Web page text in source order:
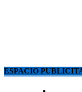
ESPACIO